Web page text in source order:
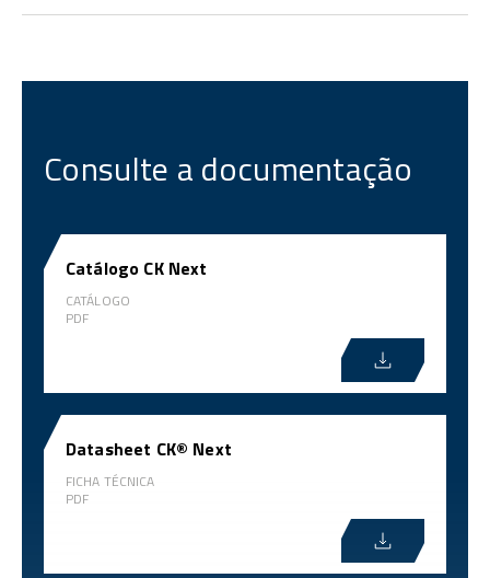
Consulte a documentação
Catálogo CK Next
CATÁLOGO
PDF
Datasheet CK® Next
FICHA TÉCNICA
PDF